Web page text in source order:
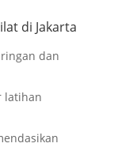
di Jakarta
dan
latihan